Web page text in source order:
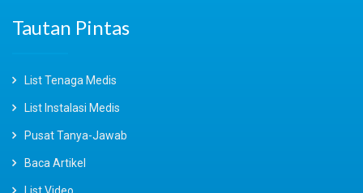
Tautan Pintas
List Tenaga Medis
List Instalasi Medis
Pusat Tanya-Jawab
Baca Artikel